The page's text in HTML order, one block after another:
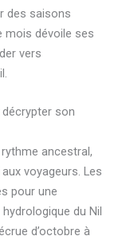
des saisons
mois dévoile ses
vers
décrypter son
ancestral,
voyageurs. Les
pour une
du Nil
d’octobre à